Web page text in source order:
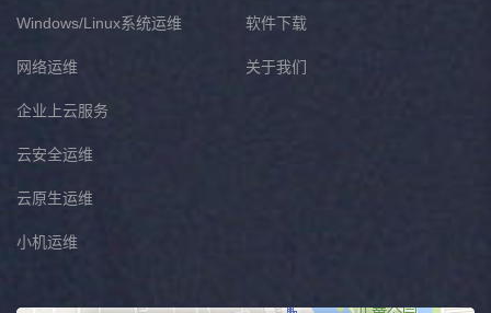
Windows/Linux系统运维
网络运维
企业上云服务
云安全运维
云原生运维
小机运维
软件下载
关于我们